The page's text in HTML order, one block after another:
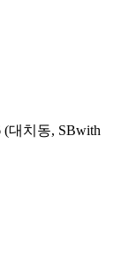
대치동, SBwith